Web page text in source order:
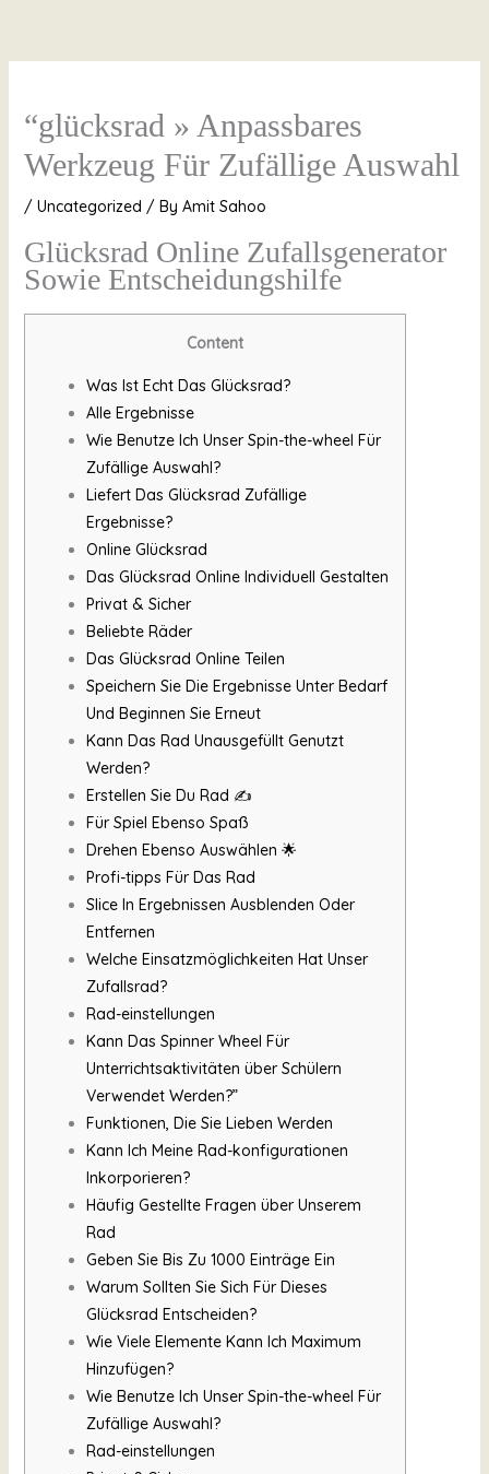
content
“glücksrad » Anpassbares
Werkzeug Für Zufällige Auswahl
/ Uncategorized / By Amit Sahoo
Glücksrad Online Zufallsgenerator
Sowie Entscheidungshilfe
Content
Was Ist Echt Das Glücksrad?
Alle Ergebnisse
Wie Benutze Ich Unser Spin-the-wheel Für
Zufällige Auswahl?
Liefert Das Glücksrad Zufällige
Ergebnisse?
Online Glücksrad
Das Glücksrad Online Individuell Gestalten
Privat & Sicher
Beliebte Räder
Das Glücksrad Online Teilen
Speichern Sie Die Ergebnisse Unter Bedarf
Und Beginnen Sie Erneut
Kann Das Rad Unausgefüllt Genutzt
Werden?
Erstellen Sie Du Rad ✍️
Für Spiel Ebenso Spaß
Drehen Ebenso Auswählen 🌟
Profi-tipps Für Das Rad
Slice In Ergebnissen Ausblenden Oder
Entfernen
Welche Einsatzmöglichkeiten Hat Unser
Zufallsrad?
Rad-einstellungen
Kann Das Spinner Wheel Für
Unterrichtsaktivitäten über Schülern
Verwendet Werden?”
Funktionen, Die Sie Lieben Werden
Kann Ich Meine Rad-konfigurationen
Inkorporieren?
Häufig Gestellte Fragen über Unserem
Rad
Geben Sie Bis Zu 1000 Einträge Ein
Warum Sollten Sie Sich Für Dieses
Glücksrad Entscheiden?
Wie Viele Elemente Kann Ich Maximum
Hinzufügen?
Wie Benutze Ich Unser Spin-the-wheel Für
Zufällige Auswahl?
Rad-einstellungen